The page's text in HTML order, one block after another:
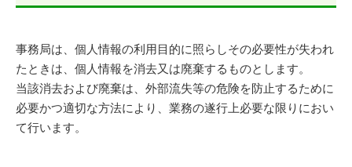
事務局は、個人情報の利用目的に照らしその必要性が失われ
たときは、個人情報を消去又は廃棄するものとします。
当該消去および廃棄は、外部流失等の危険を防止するために
必要かつ適切な方法により、業務の遂行上必要な限りにおい
て行います。